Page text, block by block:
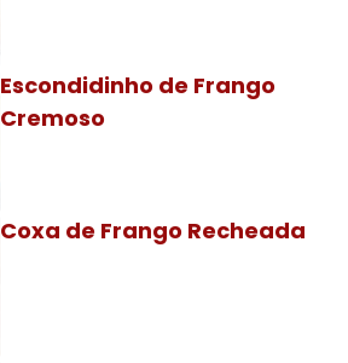
Escondidinho de Frango
Cremoso
Coxa de Frango Recheada